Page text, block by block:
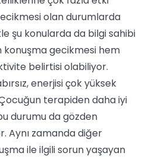
olan durumlarda
şu konularda da bilgi sahibi
konuşma gecikmesi hem
belirtisi olabiliyor.
enerjisi çok yüksek
terapiden daha iyi
durumu da gözden
Aynı zamanda diğer
ile ilgili sorun yaşayan